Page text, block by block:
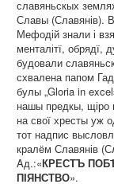
славяньскых
Славы (Славянів).
Мефодій знали і
менталітї, обрядї,
будовали
схвалена папом
булы „Gloria in
нашы предкы, щіро
на свої хресты уж
тот надпис
кралём Славянів
Aд.:«КРЕСТЪ
ПІЯНСТВО».